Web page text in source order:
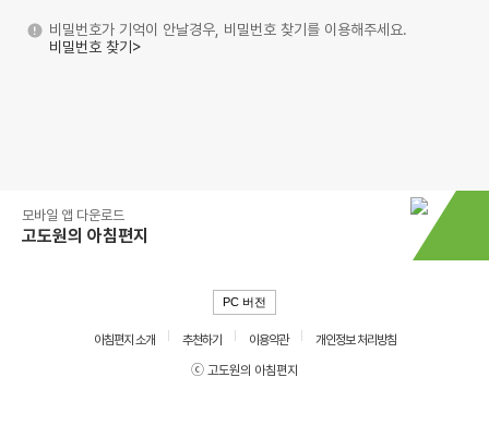
비밀번호가 기억이 안날경우, 비밀번호 찾기를 이용해주세요.
비밀번호 찾기>
모바일 앱 다운로드
고도원의 아침편지
PC 버전
아침편지 소개 추천하기 이용약관
개인정보 처리방침
ⓒ 고도원의 아침편지